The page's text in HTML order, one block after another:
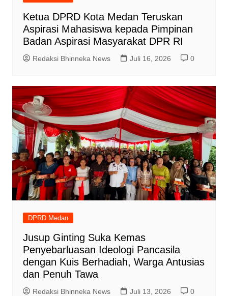
Ketua DPRD Kota Medan Teruskan
Aspirasi Mahasiswa kepada Pimpinan
Badan Aspirasi Masyarakat DPR RI
Redaksi Bhinneka News Juli 16, 2026 0
DPRD Medan
Jusup Ginting Suka Kemas
Penyebarluasan Ideologi Pancasila
dengan Kuis Berhadiah, Warga Antusias
dan Penuh Tawa
Redaksi Bhinneka News Juli 13, 2026 0